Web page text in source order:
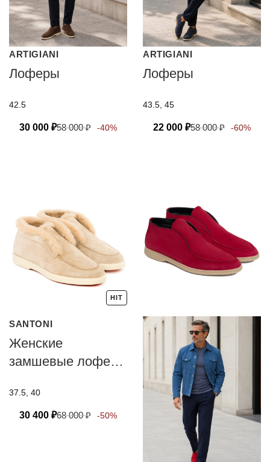
ARTIGIANI
Лоферы
42.5
30 000 ₽58 000₽ -40%
ARTIGIANI
Лоферы
43.5, 45
22 000 ₽58 000₽ -60%
HIT
SANTONI
Женские
замшевые лоферы
37.5, 40
30 400 ₽68 000₽ -50%